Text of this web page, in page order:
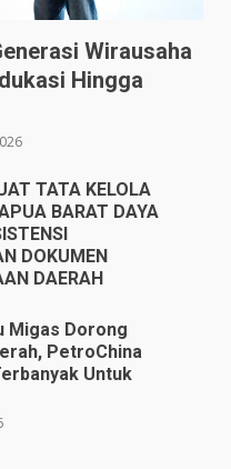
Wirausaha
Hingga
TATA KELOLA
BARAT DAYA
DOKUMEN
DAERAH
Migas Dorong
PetroChina
Untuk